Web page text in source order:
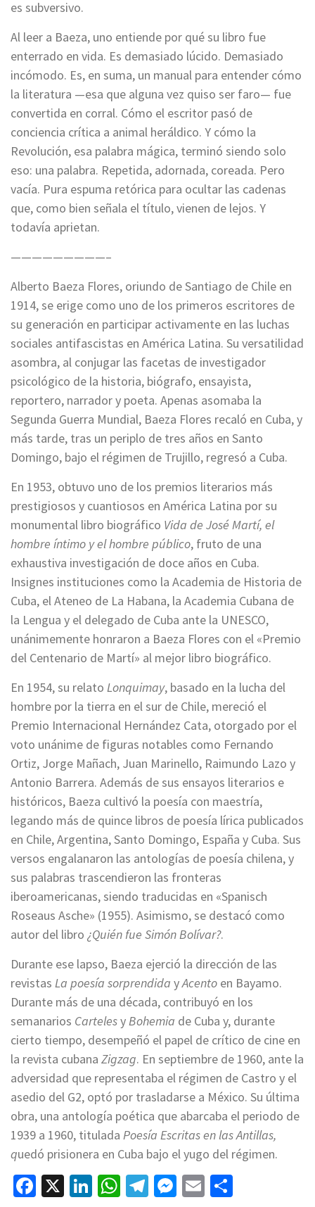
es subversivo.
Al leer a Baeza, uno entiende por qué su libro fue
enterrado en vida. Es demasiado lúcido. Demasiado
incómodo. Es, en suma, un manual para entender cómo
la literatura —esa que alguna vez quiso ser faro— fue
convertida en corral. Cómo el escritor pasó de
conciencia crítica a animal heráldico. Y cómo la
Revolución, esa palabra mágica, terminó siendo solo
eso: una palabra. Repetida, adornada, coreada. Pero
vacía. Pura espuma retórica para ocultar las cadenas
que, como bien señala el título, vienen de lejos. Y
todavía aprietan.
—————————–
Alberto Baeza Flores, oriundo de Santiago de Chile en
1914, se erige como uno de los primeros escritores de
su generación en participar activamente en las luchas
sociales antifascistas en América Latina. Su versatilidad
asombra, al conjugar las facetas de investigador
psicológico de la historia, biógrafo, ensayista,
reportero, narrador y poeta. Apenas asomaba la
Segunda Guerra Mundial, Baeza Flores recaló en Cuba, y
más tarde, tras un periplo de tres años en Santo
Domingo, bajo el régimen de Trujillo, regresó a Cuba.
En 1953, obtuvo uno de los premios literarios más
prestigiosos y cuantiosos en América Latina por su
monumental libro biográfico Vida de José Martí, el
hombre íntimo y el hombre público, fruto de una
exhaustiva investigación de doce años en Cuba.
Insignes instituciones como la Academia de Historia de
Cuba, el Ateneo de La Habana, la Academia Cubana de
la Lengua y el delegado de Cuba ante la UNESCO,
unánimemente honraron a Baeza Flores con el «Premio
del Centenario de Martí» al mejor libro biográfico.
En 1954, su relato Lonquimay, basado en la lucha del
hombre por la tierra en el sur de Chile, mereció el
Premio Internacional Hernández Cata, otorgado por el
voto unánime de figuras notables como Fernando
Ortiz, Jorge Mañach, Juan Marinello, Raimundo Lazo y
Antonio Barrera. Además de sus ensayos literarios e
históricos, Baeza cultivó la poesía con maestría,
legando más de quince libros de poesía lírica publicados
en Chile, Argentina, Santo Domingo, España y Cuba. Sus
versos engalanaron las antologías de poesía chilena, y
sus palabras trascendieron las fronteras
iberoamericanas, siendo traducidas en «Spanisch
Roseaus Asche» (1955). Asimismo, se destacó como
autor del libro ¿Quién fue Simón Bolívar?.
Durante ese lapso, Baeza ejerció la dirección de las
revistas La poesía sorprendida yAcento en Bayamo.
Durante más de una década, contribuyó en los
semanarios CartelesyBohemia de Cuba y, durante
cierto tiempo, desempeñó el papel de crítico de cine en
la revista cubana Zigzag. En septiembre de 1960, ante la
adversidad que representaba el régimen de Castro y el
asedio del G2, optó por trasladarse a México. Su última
obra, una antología poética que abarcaba el periodo de
1939 a 1960, titulada Poesía Escritas en las Antillas,
quedó prisionera en Cuba bajo el yugo del régimen.
Facebook
X LinkedIn
WhatsApp
Telegram
Messenger
Email